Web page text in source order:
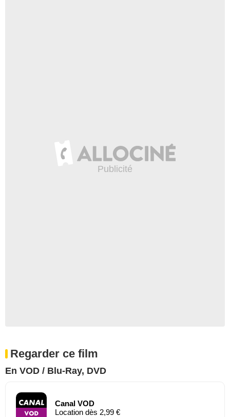
Regarder ce film
En VOD / Blu-Ray, DVD
Canal VOD
Location dès 2,99 €